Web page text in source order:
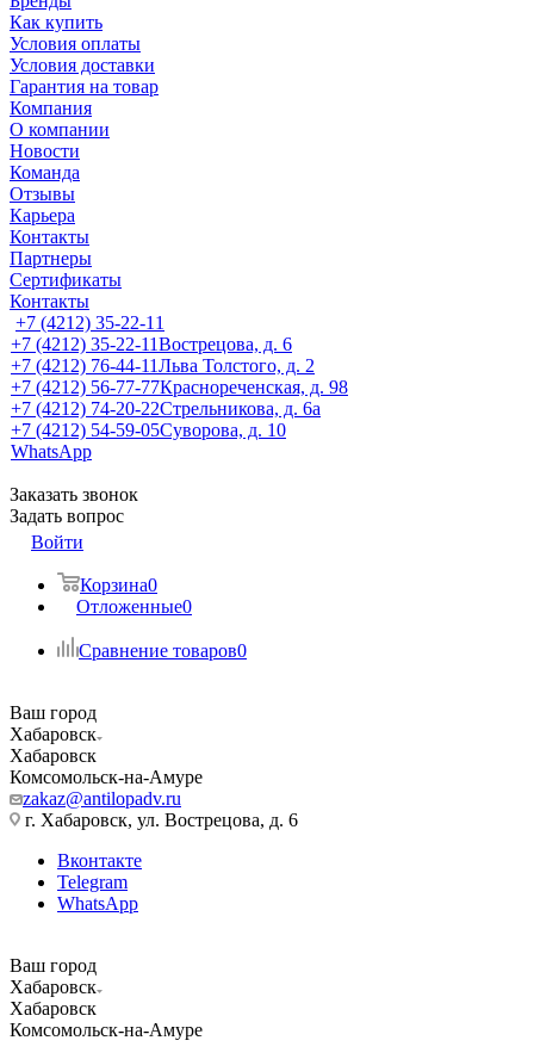
Как купить
Условия оплаты
Условия доставки
Гарантия на товар
Компания
О компании
Новости
Команда
Отзывы
Карьера
Контакты
Партнеры
Сертификаты
Контакты
+7 (4212) 35-22-11
+7 (4212) 35-22-11Вострецова, д. 6
+7 (4212) 76-44-11Льва Толстого, д. 2
+7 (4212) 56-77-77Краснореченская, д. 98
+7 (4212) 74-20-22Стрельникова, д. 6а
+7 (4212) 54-59-05Суворова, д. 10
WhatsApp
Заказать звонок
Задать вопрос
Войти
Корзина0
Отложенные0
Сравнение товаров0
Ваш город
Хабаровск
Хабаровск
Комсомольск-на-Амуре
zakaz@antilopadv.ru
г. Хабаровск, ул. Вострецова, д. 6
Вконтакте
Telegram
WhatsApp
Ваш город
Хабаровск
Хабаровск
Комсомольск-на-Амуре